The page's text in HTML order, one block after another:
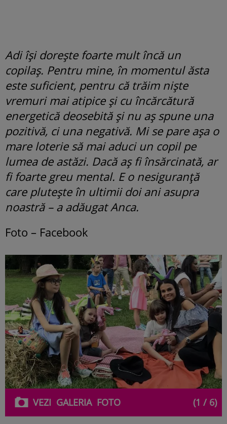
Adi își dorește foarte mult încă un
copilaș. Pentru mine, în momentul ăsta
este suficient, pentru că trăim niște
vremuri mai atipice și cu încărcătură
energetică deosebită și nu aș spune una
pozitivă, ci una negativă. Mi se pare așa o
mare loterie să mai aduci un copil pe
lumea de astăzi. Dacă aș fi însărcinată, ar
fi foarte greu mental. E o nesiguranță
care plutește în ultimii doi ani asupra
noastră – a adăugat Anca.
Foto – Facebook
VEZI GALERIAFOTO (1 / 6)